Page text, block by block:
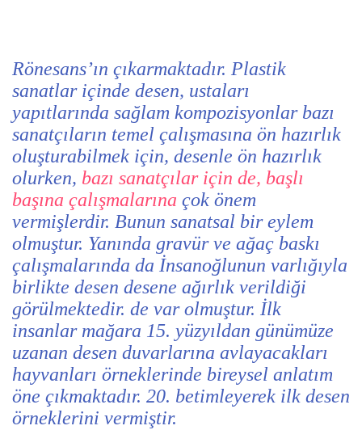
Rönesans’ın çıkarmaktadır. Plastik
sanatlar içinde desen, ustaları
yapıtlarında sağlam kompozisyonlar bazı
sanatçıların temel çalışmasına ön hazırlık
oluşturabilmek için, desenle ön hazırlık
olurken, bazı sanatçılar için de, başlı
başına çalışmalarına çok önem
vermişlerdir. Bunun sanatsal bir eylem
olmuştur. Yanında gravür ve ağaç baskı
çalışmalarında da İnsanoğlunun varlığıyla
birlikte desen desene ağırlık verildiği
görülmektedir. de var olmuştur. İlk
insanlar mağara 15. yüzyıldan günümüze
uzanan desen duvarlarına avlayacakları
hayvanları örneklerinde bireysel anlatım
öne çıkmaktadır. 20. betimleyerek ilk desen
örneklerini vermiştir.